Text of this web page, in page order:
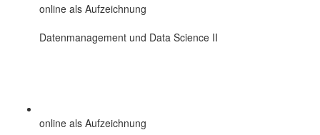
online als Aufzeichnung
Datenmanagement und Data Science II
online als Aufzeichnung